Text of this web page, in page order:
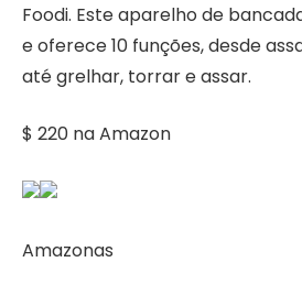
Foodi. Este aparelho de
e oferece 10 funções, desde
até grelhar, torrar e assar.
$ 220 na Amazon
Amazonas